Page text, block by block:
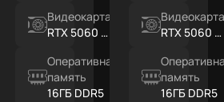
Видеокарта
RTX 5060 Ti
Оперативная
память
16ГБ DDR5
RTX 5060 Ti
память
16ГБ DDR5